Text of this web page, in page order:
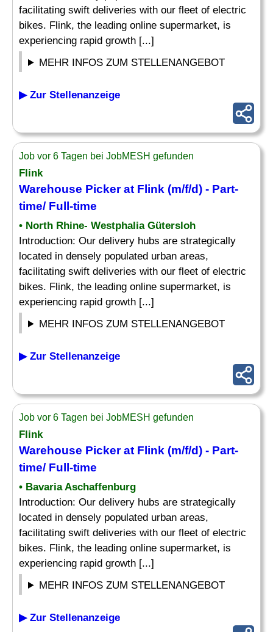
facilitating swift deliveries with our fleet of electric
bikes. Flink, the leading online supermarket, is
experiencing rapid growth [...]
MEHR INFOS ZUM STELLENANGEBOT
▶ Zur Stellenanzeige
Job vor 6 Tagen bei JobMESH gefunden
Flink
Warehouse Pickerat Flink (m/f/d) - Part-
time/ Full-time
• North Rhine- Westphalia Gütersloh
Introduction: Our delivery hubs are strategically
located in densely populated urban areas,
facilitating swift deliveries with our fleet of electric
bikes. Flink, the leading online supermarket, is
experiencing rapid growth [...]
MEHR INFOS ZUM STELLENANGEBOT
▶ Zur Stellenanzeige
Job vor 6 Tagen bei JobMESH gefunden
Flink
Warehouse Pickerat Flink (m/f/d) - Part-
time/ Full-time
• Bavaria Aschaffenburg
Introduction: Our delivery hubs are strategically
located in densely populated urban areas,
facilitating swift deliveries with our fleet of electric
bikes. Flink, the leading online supermarket, is
experiencing rapid growth [...]
MEHR INFOS ZUM STELLENANGEBOT
▶ Zur Stellenanzeige